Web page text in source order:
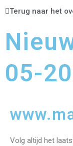
Terug naar het
05-
Volg altijd het